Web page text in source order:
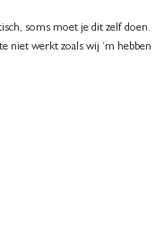
soms moet je dit zelf doen.
niet werkt zoals wij ‘m hebben